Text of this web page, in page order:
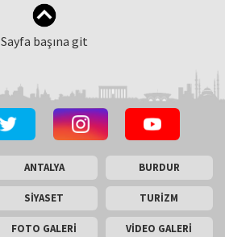
Sayfa başına git
ANTALYA BURDUR
SİYASET TURİZM
FOTO GALERİ VİDEO GALERİ